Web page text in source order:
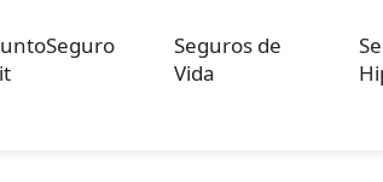
Seguros de
Vida